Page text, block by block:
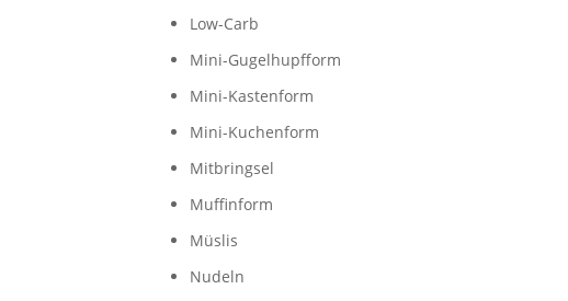
Low-Carb
Mini-Gugelhupfform
Mini-Kastenform
Mini-Kuchenform
Mitbringsel
Muffinform
Müslis
Nudeln